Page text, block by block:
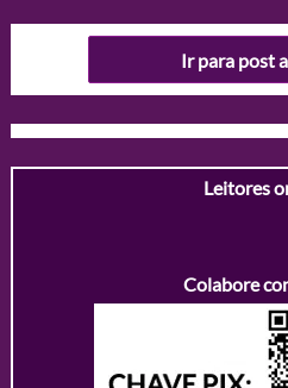
Ir para post
Leitores
Colabore